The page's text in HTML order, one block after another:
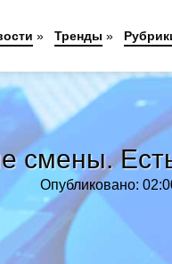
смены.
Опубликовано:
» Тренды »